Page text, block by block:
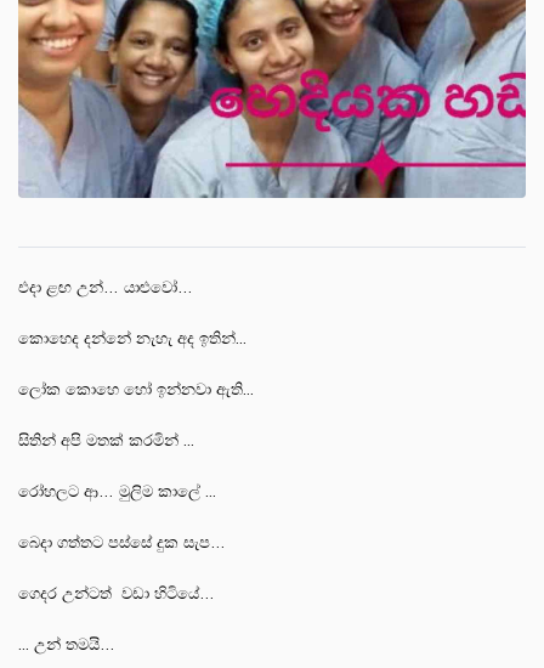
එදා ළඟ උන්… යාළුවෝ…
කොහෙද දන්නේ නැහැ අද ඉතින්...
ලෝක කොහෙ හෝ ඉන්නවා ඇති...
සිතින් අපි මතක් කරමින් ...
රෝහලට ආ… මුලිම කාලේ ...
බෙදා ගත්තට පස්සේ දුක සැප…
ගෙදර උන්ටත් වඩා හිටියේ…
... උන් තමයි…